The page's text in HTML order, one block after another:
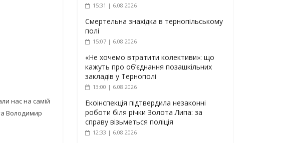
нас на самій
Володимир
15:31 | 6.08.2026
Смертельна знахідка в тернопільському
полі
15:07 | 6.08.2026
«Не хочемо втратити колективи»: що
кажуть про об’єднання позашкільних
закладів у Тернополі
13:00 | 6.08.2026
Екоінспекція підтвердила незаконні
роботи біля річки Золота Липа: за
справу візьметься поліція
12:33 | 6.08.2026